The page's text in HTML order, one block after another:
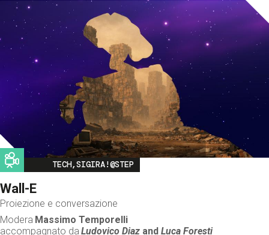
Image
TECH,SIGIRA!@STEP
Wall-E
Proiezione e conversazione
Modera Massimo Temporelli
accompagnato da Ludovico Diaz andLuca Foresti